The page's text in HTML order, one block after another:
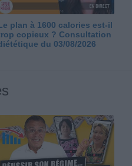
plan à 1600 calories est-il
copieux ? Consultation
du 03/08/2026